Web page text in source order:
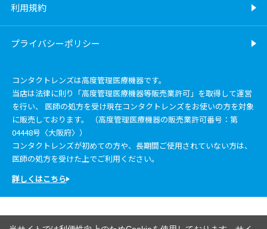
利用規約
プライバシーポリシー
コンタクトレンズは高度管理医療機器です。
当店は法律に則り「高度管理医療機器等販売業許可」を取得して運営
を行い、 医師の処方を受け現在コンタクトレンズをお使いの方を対象
に販売しております。 （高度管理医療機器の販売業許可番号：第
04448号〈大阪府〉）
コンタクトレンズが初めての方や、長期間ご使用されていない方は、
医師の処方を受けた上でご利用ください。
詳しくはこちら